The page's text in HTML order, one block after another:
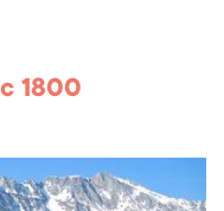
1800